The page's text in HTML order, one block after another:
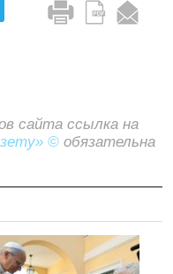
сайта ссылка на
© обязательна